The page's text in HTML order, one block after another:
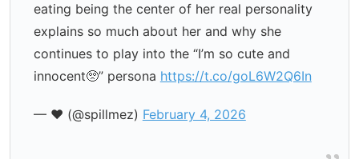
eating being the center of her real personality
explains so much about her and why she
continues to play into the “I’m so cute and
innocent🥺” persona https://t.co/goL6W2Q6In
— ❤︎ (@spillmez) February 4, 2026